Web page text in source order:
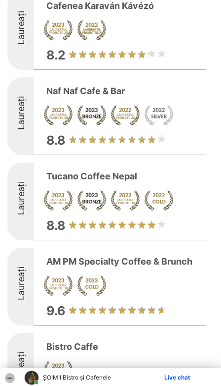
ȘOIMII Bistro și Cafenele Live chat
Laureați
Cafenea Karaván Kávézó
8.2
Laureați
Naf Naf Cafe & Bar
8.8
Laureați
Tucano Coffee Nepal
8.8
Laureați
AM PM Specialty Coffee & Brunch
9.6
Laureați
Bistro Caffe